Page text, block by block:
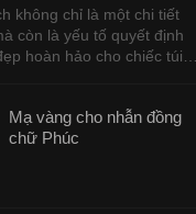
không chỉ là một chi tiết
còn là yếu tố quyết định
hoàn hảo cho chiếc túi…
Mạ vàng cho nhẫn đồng
chữ Phúc